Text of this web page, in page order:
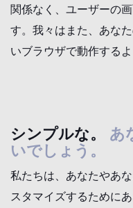
関係なく、ユーザーの
す。我々はまた、あな
いブラウザで動作するよ
シンプルな。 あ
いでしょう。
私たちは、あなたやあ
スタマイズするために